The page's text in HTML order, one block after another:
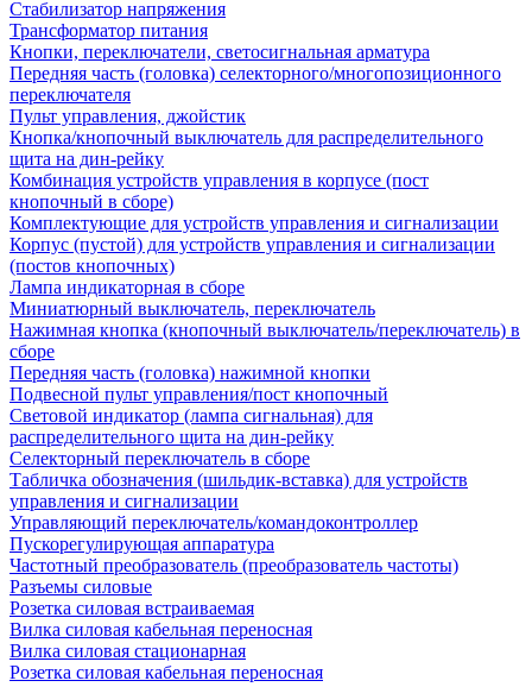
Стабилизатор напряжения
Трансформатор питания
Кнопки, переключатели, светосигнальная арматура
Передняя часть (головка) селекторного/многопозиционного
переключателя
Пульт управления, джойстик
Кнопка/кнопочный выключатель для распределительного
щита на дин-рейку
Комбинация устройств управления в корпусе (пост
кнопочный в сборе)
Комплектующие для устройств управления и сигнализации
Корпус (пустой) для устройств управления и сигнализации
(постов кнопочных)
Лампа индикаторная в сборе
Миниатюрный выключатель, переключатель
Нажимная кнопка (кнопочный выключатель/переключатель) в
сборе
Передняя часть (головка) нажимной кнопки
Подвесной пульт управления/пост кнопочный
Световой индикатор (лампа сигнальная) для
распределительного щита на дин-рейку
Селекторный переключатель в сборе
Табличка обозначения (шильдик-вставка) для устройств
управления и сигнализации
Управляющий переключатель/командоконтроллер
Пускорегулирующая аппаратура
Частотный преобразователь (преобразователь частоты)
Разъемы силовые
Розетка силовая встраиваемая
Вилка силовая кабельная переносная
Вилка силовая стационарная
Розетка силовая кабельная переносная